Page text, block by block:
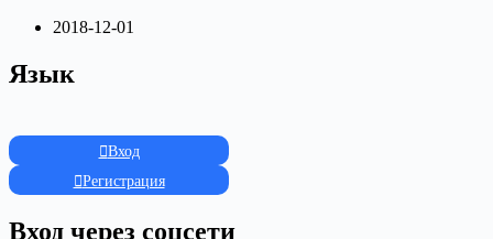
2018-12-01
Язык
Вход
Регистрация
Вход через соцсети